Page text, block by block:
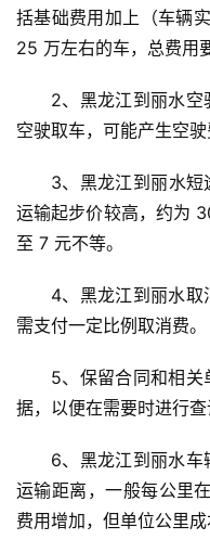
括基础费用加上（车辆
25 万左右的车，总费用
2、黑龙江到丽水空
空驶取车，可能产生空驶
3、黑龙江到丽水
运输起步价较高，约为
至 7 元不等。
4、黑龙江到丽水
需支付一定比例取消费。
5、保留合同和相关
据，以便在需要时进行查
6、黑龙江到丽水
运输距离，一般每公里
费用增加，但单位公里成